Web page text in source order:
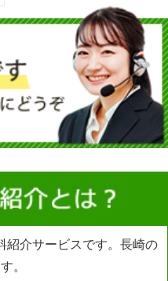
紹介サービスです。長崎の
。